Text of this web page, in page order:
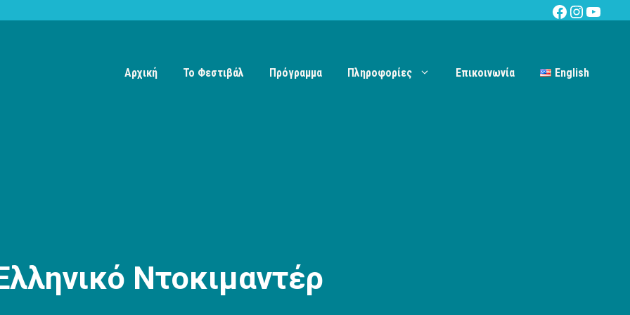
Facebook
Αρχική Το Φεστιβάλ Πρόγραμμα Πληροφορίες Επικοινωνία English
Ντοκιμαντέρ